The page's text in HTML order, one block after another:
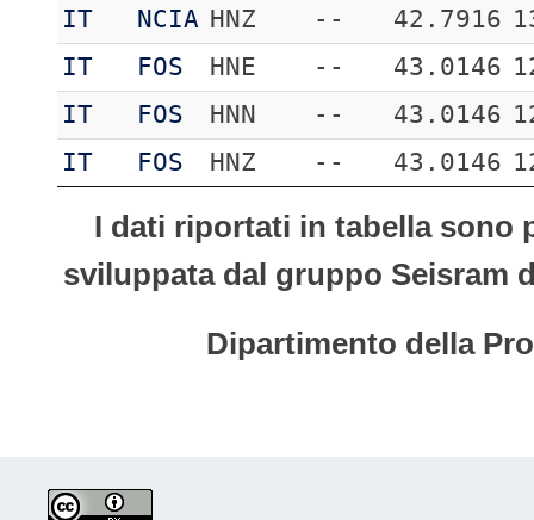
IT
NCIA HNZ -- 42.7916
IT
FOS HNE -- 43.0146
IT
FOS HNN -- 43.0146
IT
FOS HNZ -- 43.0146
I dati riportati in tabella sono
sviluppata dal gruppo Seisram
Dipartimento della